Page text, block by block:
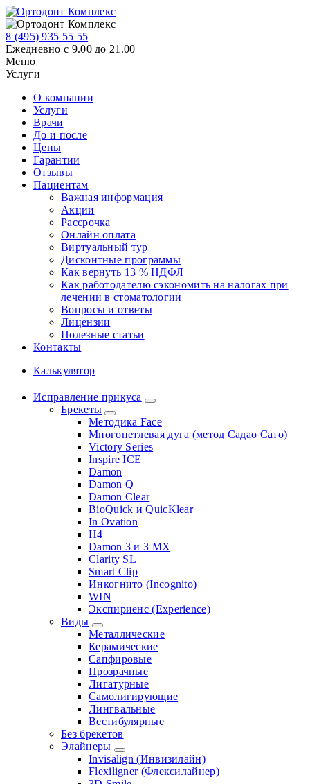
8 (495) 935 55 55
Ежедневно с 9.00 до 21.00
Меню
Услуги
О компании
Услуги
Врачи
До и после
Цены
Гарантии
Отзывы
Пациентам
Важная информация
Акции
Рассрочка
Онлайн оплата
Виртуальный тур
Дисконтные программы
Как вернуть 13 % НДФЛ
Как работодателю сэкономить на налогах при
лечении в стоматологии
Вопросы и ответы
Лицензии
Полезные статьи
Контакты
Калькулятор
Исправление прикуса
Брекеты
Методика Face
Многопетлевая дуга (метод Садао Сато)
Victory Series
Inspire ICE
Damon
Damon Q
Damon Clear
BioQuick и QuicKlear
In Ovation
H4
Damon 3 и 3 MX
Clarity SL
Smart Clip
Инкогнито (Incognito)
WIN
Экспириенс (Experience)
Виды
Металлические
Керамические
Сапфировые
Прозрачные
Лигатурные
Самолигирующие
Лингвальные
Вестибулярные
Без брекетов
Элайнеры
Invisalign (Инвизилайн)
Flexiligner (Флексилайнер)